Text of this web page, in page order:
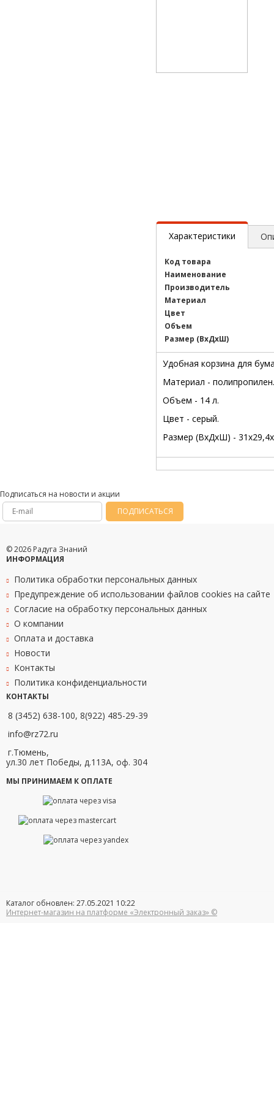
Характеристики
Код товара
Наименование
Производитель
Материал
Цвет
Объем
Размер (ВxДxШ)
Удобная корзина для
Материал - полипропилен.
Объем - 14 л.
Цвет - серый.
Размер (ВxДxШ) -
Подписаться на новости и акции
ПОДПИСАТЬСЯ
© 2026 Радуга Знаний
ИНФОРМАЦИЯ
Политика обработки персональных данных
Предупреждение об использовании файлов cookies на сайте
Согласие на обработку персональных данных
О компании
Оплата и доставка
Новости
Контакты
Политика конфиденциальности
КОНТАКТЫ
8 (3452) 638-100, 8(922) 485-29-39
info@rz72.ru
г.Тюмень,
ул.30 лет Победы, д.113А, оф. 304
МЫ ПРИНИМАЕМ К ОПЛАТЕ
Каталог обновлен: 27.05.2021 10:22
Интернет-магазин на платформе «Электронный заказ» ©